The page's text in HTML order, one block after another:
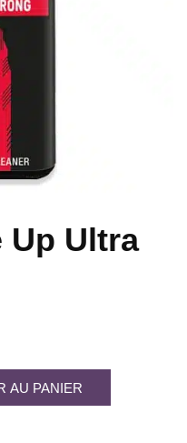
Up Ultra
AU PANIER